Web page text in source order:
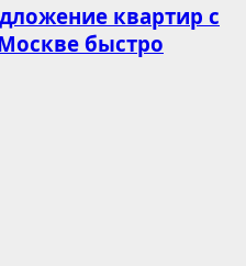
квартир с
быстро